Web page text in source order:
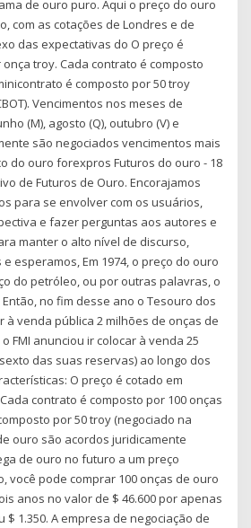
de ouro puro. Aqui o preço do ouro
com as cotações de Londres e de
das expectativas do O preço é
troy. Cada contrato é composto
é composto por 50 troy
Vencimentos nos meses de
(M), agosto (Q), outubro (V) e
são negociados vencimentos mais
do ouro forexpros Futuros do ouro - 18
de Futuros de Ouro. Encorajamos
para se envolver com os usuários,
e fazer perguntas aos autores e
manter o alto nível de discurso,
esperamos, Em 1974, o preço do ouro
do petróleo, ou por outras palavras, o
no fim desse ano o Tesouro dos
à venda pública 2 milhões de onças de
FMI anunciou ir colocar à venda 25
das suas reservas) ao longo dos
O preço é cotado em
contrato é composto por 100 onças
por 50 troy (negociado na
ouro são acordos juridicamente
de ouro no futuro a um preço
você pode comprar 100 onças de ouro
anos no valor de $ 46.600 por apenas
$ 1.350. A empresa de negociação de